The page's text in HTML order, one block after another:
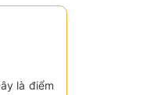
là điểm